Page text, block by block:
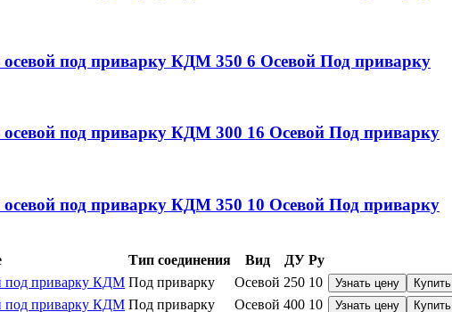
осевой под приварку КДМ 350 6 Осевой Под приварку
осевой под приварку КДМ 300 16 Осевой Под приварку
осевой под приварку КДМ 350 10 Осевой Под приварку
Тип соединения Вид ДУ Ру
под приварку КДМ Под приварку Осевой 250 10 Узнать цену Купить
под приварку КДМ Под приварку Осевой 400 10 Узнать цену Купить